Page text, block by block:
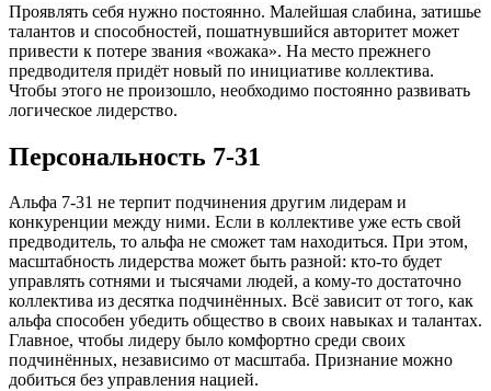
Проявлять себя нужно постоянно. Малейшая слабина, затишье
талантов и способностей, пошатнувшийся авторитет может
привести к потере звания «вожака». На место прежнего
предводителя придёт новый по инициативе коллектива.
Чтобы этого не произошло, необходимо постоянно развивать
логическое лидерство.
Персональность 7-31
Альфа 7-31 не терпит подчинения другим лидерам и
конкуренции между ними. Если в коллективе уже есть свой
предводитель, то альфа не сможет там находиться. При этом,
масштабность лидерства может быть разной: кто-то будет
управлять сотнями и тысячами людей, а кому-то достаточно
коллектива из десятка подчинённых. Всё зависит от того, как
альфа способен убедить общество в своих навыках и талантах.
Главное, чтобы лидеру было комфортно среди своих
подчинённых, независимо от масштаба. Признание можно
добиться без управления нацией.